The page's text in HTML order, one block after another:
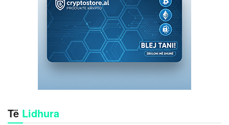
Të Lidhura